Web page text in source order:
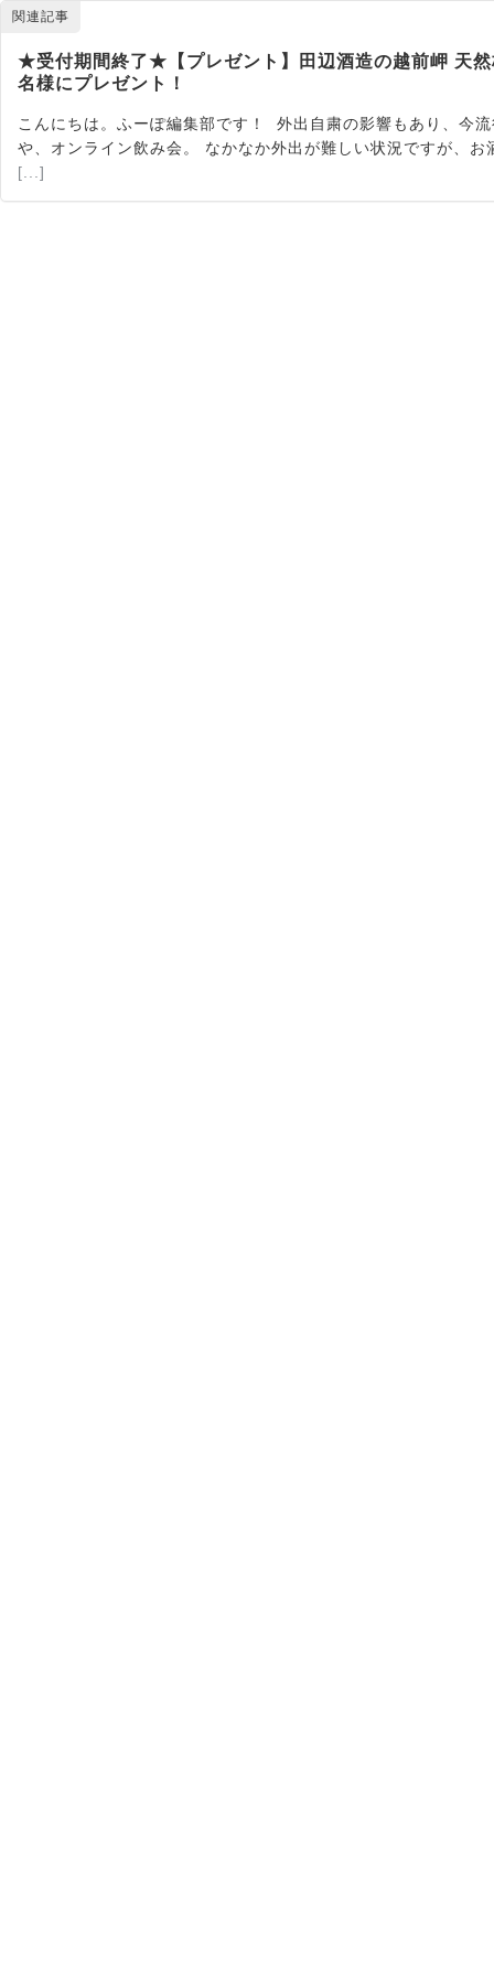
関連記事
★受付期間終了★【プレゼント】田辺酒造の越前岬 天
名様にプレゼント！
こんにちは。ふーぽ編集部です！ 外出自粛の影響もあり、今
や、オンライン飲み会。 なかなか外出が難しい状況ですが、
[...]